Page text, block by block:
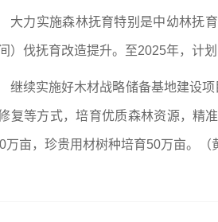
大力实施森林抚育特别是中幼林抚
间）伐抚育改造提升。至2025年，计
继续实施好木材战略储备基地建设
复等方式，培育优质森林资源，精
万亩，珍贵用材树种培育50万亩。（